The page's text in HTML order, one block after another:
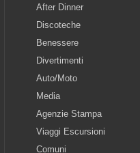
After Dinner
Discoteche
Benessere
Divertimenti
Auto/Moto
Media
Agenzie Stampa
Viaggi Escursioni
Comuni